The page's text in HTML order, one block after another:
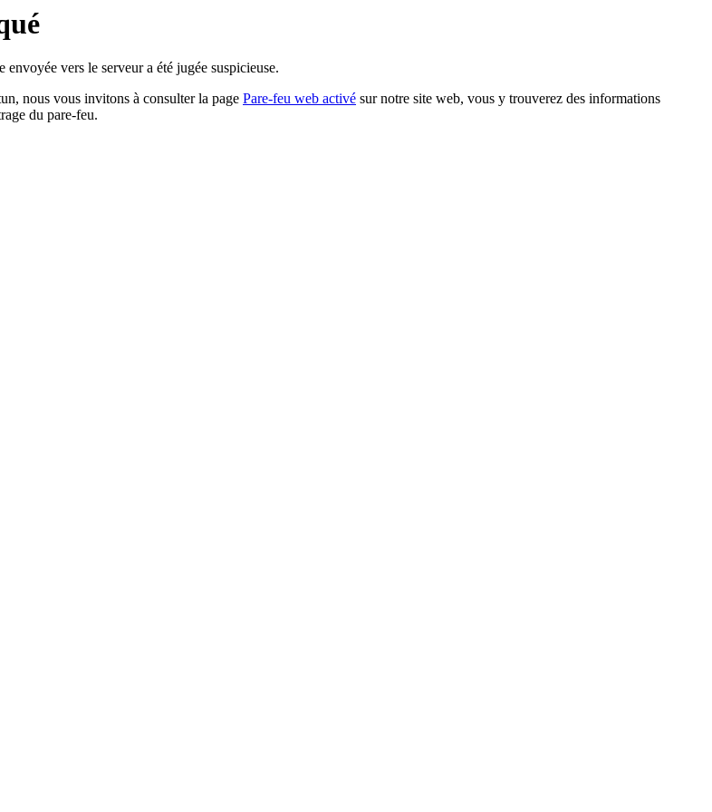
vers le serveur a été jugée suspicieuse.
nous vous invitons à consulter la page Pare-feu web activé sur notre site web, vous y trouverez des informations
du pare-feu.